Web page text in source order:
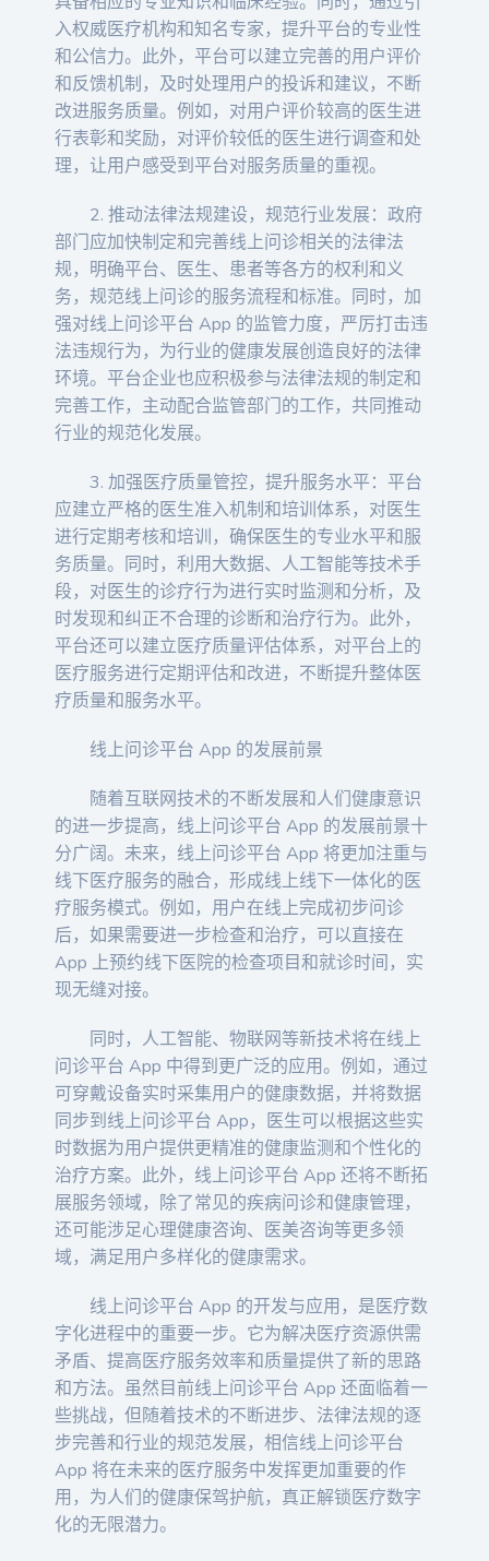
入权威医疗机构和知名专家，提升平台的专业性
和公信力。此外，平台可以建立完善的用户评价
和反馈机制，及时处理用户的投诉和建议，不断
改进服务质量。例如，对用户评价较高的医生进
行表彰和奖励，对评价较低的医生进行调查和处
理，让用户感受到平台对服务质量的重视。
2. 推动法律法规建设，规范行业发展：政府
部门应加快制定和完善线上问诊相关的法律法
规，明确平台、医生、患者等各方的权利和义
务，规范线上问诊的服务流程和标准。同时，加
强对线上问诊平台 App 的监管力度，严厉打击违
法违规行为，为行业的健康发展创造良好的法律
环境。平台企业也应积极参与法律法规的制定和
完善工作，主动配合监管部门的工作，共同推动
行业的规范化发展。
3. 加强医疗质量管控，提升服务水平：平台
应建立严格的医生准入机制和培训体系，对医生
进行定期考核和培训，确保医生的专业水平和服
务质量。同时，利用大数据、人工智能等技术手
段，对医生的诊疗行为进行实时监测和分析，及
时发现和纠正不合理的诊断和治疗行为。此外，
平台还可以建立医疗质量评估体系，对平台上的
医疗服务进行定期评估和改进，不断提升整体医
疗质量和服务水平。
线上问诊平台 App 的发展前景
随着互联网技术的不断发展和人们健康意识
的进一步提高，线上问诊平台 App 的发展前景十
分广阔。未来，线上问诊平台 App 将更加注重与
线下医疗服务的融合，形成线上线下一体化的医
疗服务模式。例如，用户在线上完成初步问诊
后，如果需要进一步检查和治疗，可以直接在
App 上预约线下医院的检查项目和就诊时间，实
现无缝对接。
同时，人工智能、物联网等新技术将在线上
问诊平台 App 中得到更广泛的应用。例如，通过
可穿戴设备实时采集用户的健康数据，并将数据
同步到线上问诊平台 App，医生可以根据这些实
时数据为用户提供更精准的健康监测和个性化的
治疗方案。此外，线上问诊平台 App 还将不断拓
展服务领域，除了常见的疾病问诊和健康管理，
还可能涉足心理健康咨询、医美咨询等更多领
域，满足用户多样化的健康需求。
线上问诊平台 App 的开发与应用，是医疗数
字化进程中的重要一步。它为解决医疗资源供需
矛盾、提高医疗服务效率和质量提供了新的思路
和方法。虽然目前线上问诊平台 App 还面临着一
些挑战，但随着技术的不断进步、法律法规的逐
步完善和行业的规范发展，相信线上问诊平台
App 将在未来的医疗服务中发挥更加重要的作
用，为人们的健康保驾护航，真正解锁医疗数字
化的无限潜力。